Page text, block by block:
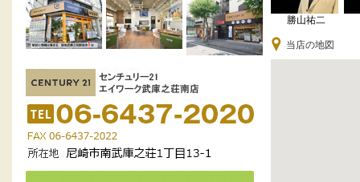
勝山祐二
当店の地図